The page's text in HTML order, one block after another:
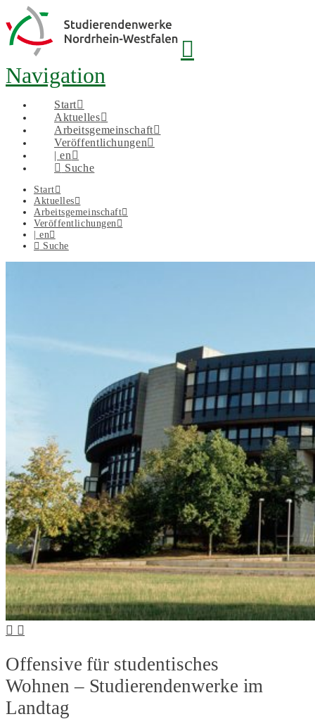
Navigation
Start
Aktuelles
Arbeitsgemeinschaft
Veröffentlichungen
| en
Suche
Start
Aktuelles
Arbeitsgemeinschaft
Veröffentlichungen
| en
Suche
Offensive für studentisches
Wohnen – Studierendenwerke im
Landtag